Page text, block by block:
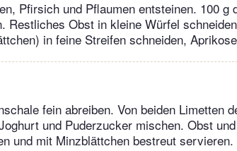
Pfirsich und Pflaumen entsteinen. 100
Restliches Obst in kleine Würfel
in feine Streifen schneiden,
fein abreiben. Von beiden Limetten
und Puderzucker mischen. Obst
und mit Minzblättchen bestreut servieren.